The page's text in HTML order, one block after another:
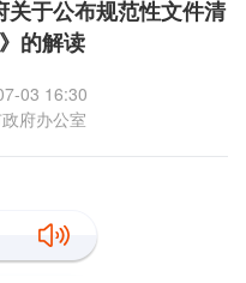
于公布规范性文件清
的解读
03 16:30
府办公室